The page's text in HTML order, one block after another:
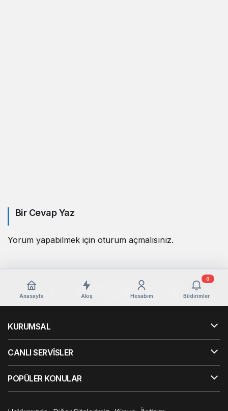
Bir Cevap Yaz
Yorum yapabilmek için oturum açmalısınız.
Anasayfa Akış Hesabım Bildirimler
0
KURUMSAL
CANLI SERVİSLER
POPÜLER KONULAR